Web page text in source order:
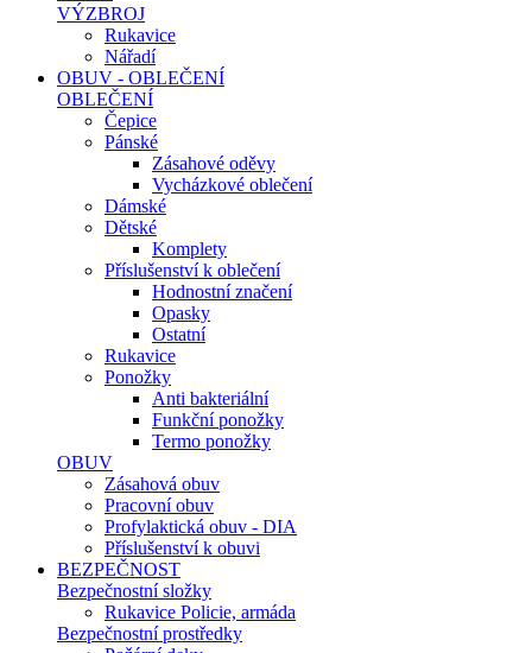
VÝZBROJ
Rukavice
Nářadí
OBUV - OBLEČENÍ
OBLEČENÍ
Čepice
Pánské
Zásahové oděvy
Vycházkové oblečení
Dámské
Dětské
Komplety
Příslušenství k oblečení
Hodnostní značení
Opasky
Ostatní
Rukavice
Ponožky
Anti bakteriální
Funkční ponožky
Termo ponožky
OBUV
Zásahová obuv
Pracovní obuv
Profylaktická obuv - DIA
Příslušenství k obuvi
BEZPEČNOST
Bezpečnostní složky
Rukavice Policie, armáda
Bezpečnostní prostředky